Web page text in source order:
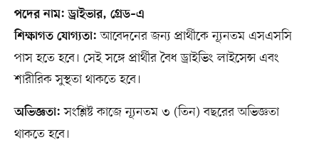
পদের নাম: ড্রাইভার, গ্রেড–এ
শিক্ষাগত যোগ্যতা: আবেদনের জন্য প্রার্থীকে ন্যূনতম এসএসসি
পাস হতে হবে। সেই সঙ্গে প্রার্থীর বৈধ ড্রাইভিং লাইসেন্স এবং
শারীরিক সুস্থতা থাকতে হবে।
অভিজ্ঞতা: সংশ্লিষ্ট কাজে ন্যূনতম ৩ (তিন) বছরের অভিজ্ঞতা
থাকতে হবে।